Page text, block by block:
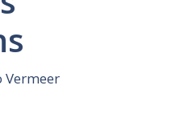
Vermeer